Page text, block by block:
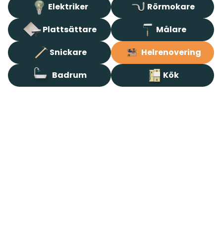
Elektriker
Rörmokare
Plattsättare
Målare
Snickare
Helrenovering
Badrum
Kök